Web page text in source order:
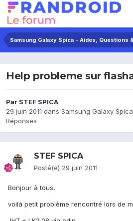
Samsung Galaxy Spica - Aides, Questions
Help probleme sur
Par STEF SPICA
29 juin 2011 dans Samsung Galaxy
Réponses
STEF SPICA
Posté(e) 29 juin 2011
Bonjour à tous,
voilà petit problème rencontré lors de